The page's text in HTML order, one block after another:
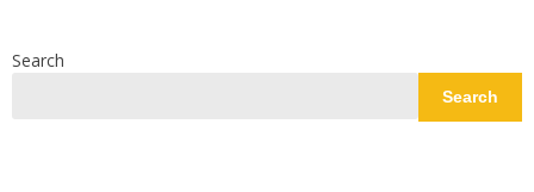
Search
Search